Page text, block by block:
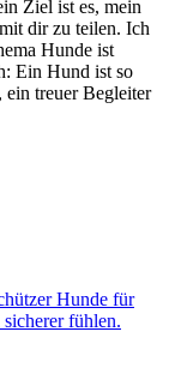
Ziel ist es, mein
dir zu teilen. Ich
Hunde ist
Ein Hund ist so
ein treuer Begleiter
Hunde für
fühlen.